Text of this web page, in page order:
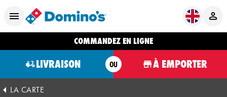
COMMANDEZ EN LIGNE
LIVRAISON OU À EMPORTER
LA CARTE